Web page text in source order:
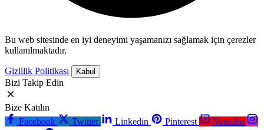
Bu web sitesinde en iyi deneyimi yaşamanızı sağlamak için çerezler
kullanılmaktadır.
Gizlilik Politikası Kabul
Bizi Takip Edin
Bize Katılın
Facebook
Twitter Linkedin Pinterest
Youtube